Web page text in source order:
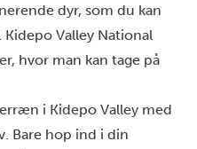
dyr, som du kan
Valley National
hvor man kan tage på
i Kidepo Valley med
Bare hop ind i din